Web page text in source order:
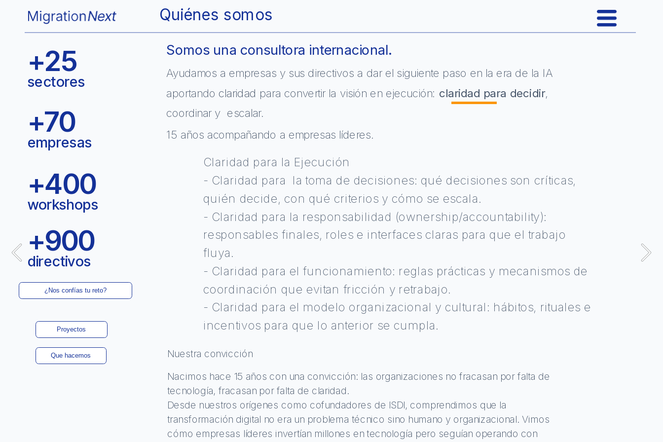
Proyectos
Quiénes somos
Somos una consultora internacional.
Ayudamos a empresas y sus directivos a dar el siguiente paso en la era de la IA
aportando claridad para convertir la visión en ejecución: claridad para decidir,
coordinar y  escalar.
15 años acompañando a empresas líderes.
+25
sectores
+70
empresas
Claridad para la Ejecución
- Claridad para  la toma de decisiones: qué decisiones son críticas,
quién decide, con qué criterios y cómo se escala.
- Claridad para la responsabilidad (ownership/accountability):
responsables finales, roles e interfaces claras para que el trabajo
fluya.
- Claridad para el funcionamiento: reglas prácticas y mecanismos de
coordinación que evitan fricción y retrabajo.
- Claridad para el modelo organizacional y cultural: hábitos, rituales e
incentivos para que lo anterior se cumpla.
+400
workshops
+900
directivos
Nuestra convicción
Nacimos hace 15 años con una convicción: las organizaciones no fracasan por falta de
tecnología, fracasan por falta de claridad.
Desde nuestros orígenes como cofundadores de ISDI, comprendimos que la
transformación digital no era un problema técnico sino humano y organizacional. Vimos
cómo empresas líderes invertían millones en tecnología pero seguían operando con
Publicaciones